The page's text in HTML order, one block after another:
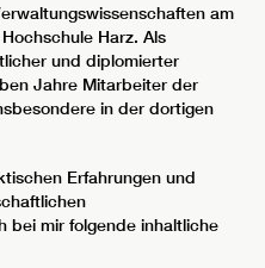
am
Harz. Als
und diplomierter
Jahre Mitarbeiter der
in der dortigen
Erfahrungen und
bei mir folgende inhaltliche